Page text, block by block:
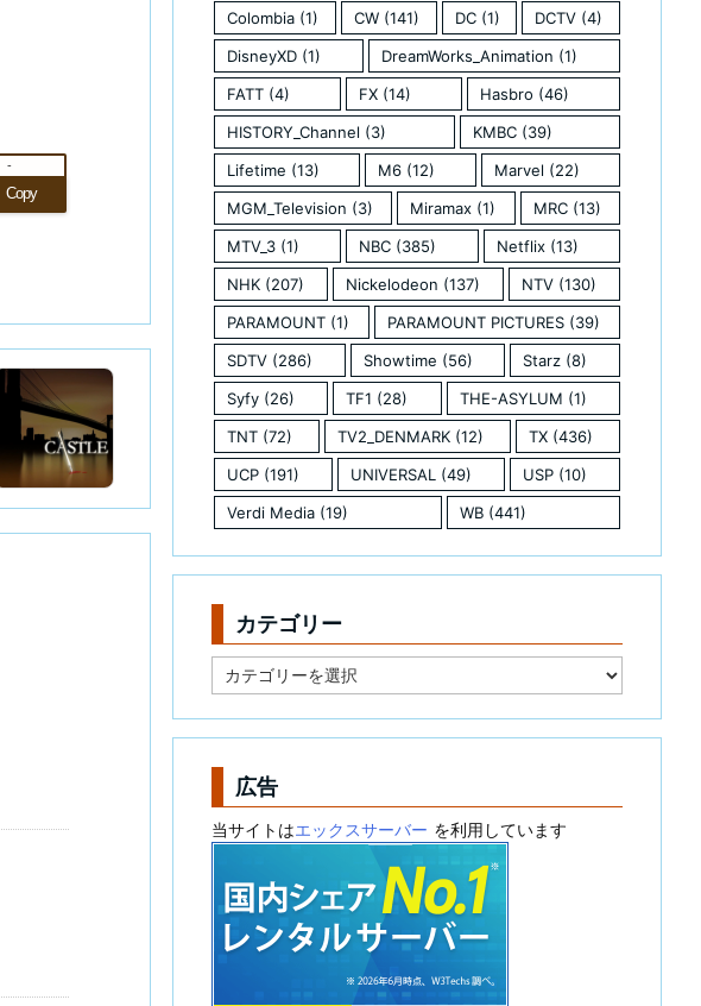
Copy
-
Colombia (1) CW(141) DC(1) DCTV (4)
DisneyXD (1) DreamWorks_Animation (1)
FATT (4) FX (14) Hasbro (46)
HISTORY_Channel (3) KMBC(39)
Lifetime (13) M6 (12) Marvel (22)
MGM_Television (3) Miramax (1) MRC(13)
MTV_3 (1) NBC (385) Netflix(13)
NHK (207) Nickelodeon (137) NTV (130)
PARAMOUNT (1) PARAMOUNT PICTURES (39)
SDTV (286) Showtime (56) Starz (8)
Syfy (26) TF1 (28) THE-ASYLUM (1)
TNT (72) TV2_DENMARK (12) TX (436)
UCP (191) UNIVERSAL (49) USP (10)
Verdi Media (19) WB (441)
カテゴリー
テ
リ
広告
当サイトはエックスサーバー を利用しています